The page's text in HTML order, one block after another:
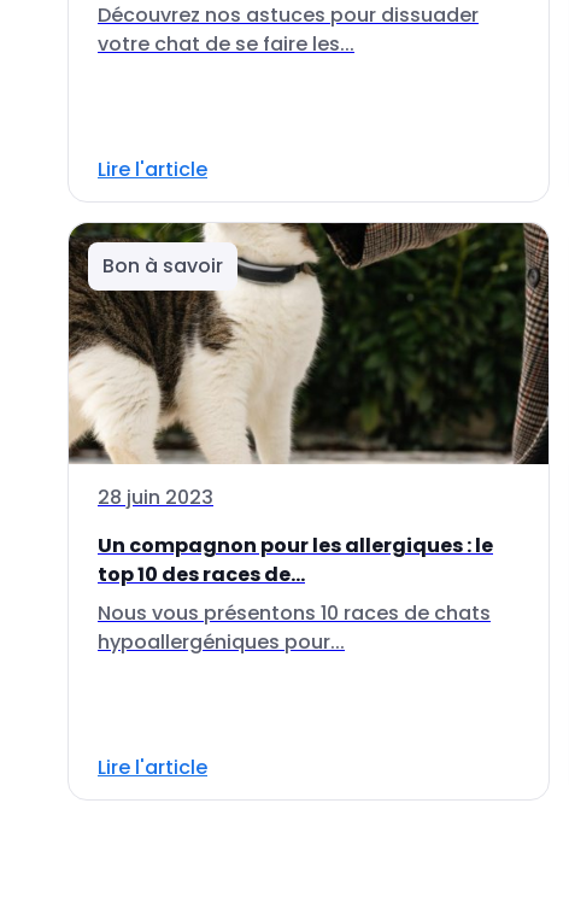
Découvrez nos astuces pour dissuader
votre chat de se faire les...
Lire l'article
Bon à savoir
28 juin 2023
Un compagnon pour les allergiques : le
top 10 des races de...
Nous vous présentons 10 races de chats
hypoallergéniques pour...
Lire l'article